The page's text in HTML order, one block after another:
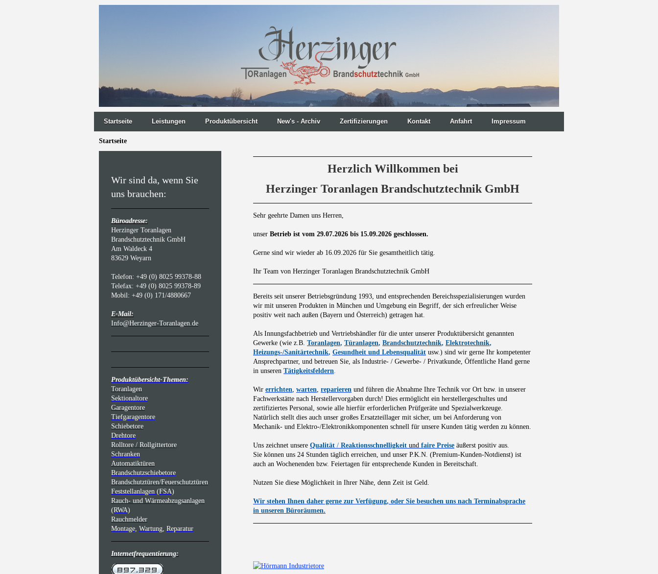
Startseite Leistungen Produktübersicht New's - Archiv Zertifizierungen Kontakt Anfahrt Impressum
Startseite
Herzlich Willkommen bei
Herzinger Toranlagen Brandschutztechnik GmbH
Sehr geehrte Damen uns Herren,
unser Betrieb ist vom 29.07.2026 bis 15.09.2026 geschlossen.
Gerne sind wir wieder ab 16.09.2026 für Sie gesamtheitlich tätig.
Ihr Team von Herzinger Toranlagen Brandschutztechnik GmbH
Bereits seit unserer Betriebsgründung 1993, und entsprechenden Bereichsspezialisierungen wurden
wir mit unseren Produkten in München und Umgebung ein Begriff, der sich erfreulicher Weise
positiv weit nach außen (Bayern und Österreich) getragen hat.
Als Innungsfachbetrieb und Vertriebshändler für die unter unserer Produktübersicht genannten
Gewerke (wie z.B. Toranlagen, Türanlagen, Brandschutztechnik, Elektrotechnik,
Heizungs-/Sanitärtechnik, Gesundheit und Lebensqualität usw.) sind wir gerne Ihr kompetenter
Ansprechpartner, und betreuen Sie, als Industrie- / Gewerbe- / Privatkunde, Öffentliche Hand gerne
in unseren Tätigkeitsfeldern.
Wir errichten, warten, reparieren und führen die Abnahme Ihre Technik vor Ort bzw. in unserer
Fachwerkstätte nach Herstellervorgaben durch! Dies ermöglicht ein herstellergeschultes und
zertifiziertes Personal, sowie alle hierfür erforderlichen Prüfgeräte und Spezialwerkzeuge.
Natürlich stellt dies auch unser großes Ersatzteillager mit sicher, um bei Anforderung von
Mechanik- und Elektro-/Elektronikkomponenten schnell für unsere Kunden tätig werden zu können.
Uns zeichnet unsere Qualität / Reaktionsschnelligkeit und faire Preise äußerst positiv aus.
Sie können uns 24 Stunden täglich erreichen, und unser P.K.N. (Premium-Kunden-Notdienst) ist
auch an Wochenenden bzw. Feiertagen für entsprechende Kunden in Bereitschaft.
Nutzen Sie diese Möglichkeit in Ihrer Nähe, denn Zeit ist Geld.
Wir stehen Ihnen daher gerne zur Verfügung, oder Sie besuchen uns nach Terminabsprache
in unseren Büroräumen.
Wir sind da, wenn Sie
uns brauchen:
Büroadresse:
Herzinger Toranlagen
Brandschutztechnik GmbH
Am Waldeck 4
83629 Weyarn
Telefon: +49 (0) 8025 99378-88
Telefax: +49 (0) 8025 99378-89
Mobil: +49 (0) 171/4880667
E-Mail:
Info@Herzinger-Toranlagen.de
Produktübersicht-Themen:
Toranlagen
Sektionaltore
Garagentore
Tiefgaragentore
Schiebetore
Drehtore
Rolltore / Rollgittertore
Schranken
Automatiktüren
Brandschutzschiebetore
Brandschutztüren/Feuerschutztüren
Feststellanlagen (FSA)
Rauch- und Wärmeabzugsanlagen
(RWA)
Rauchmelder
Montage, Wartung, Reparatur
Internetfrequentierung: